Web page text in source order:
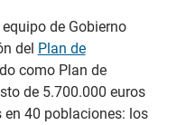
de Gobierno
del Plan de
como Plan de
de 5.700.000 euros
40 poblaciones: los